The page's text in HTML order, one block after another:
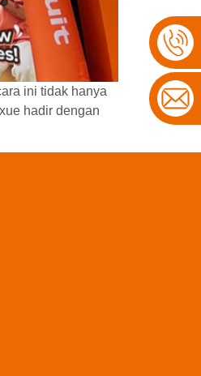
ini tidak hanya
hadir dengan